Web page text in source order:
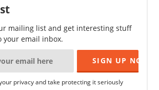
mailing list and get interesting stuff
your email inbox.
privacy and take protecting it seriously